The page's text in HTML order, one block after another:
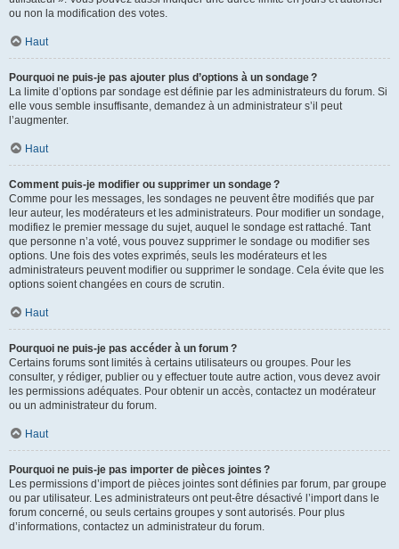
ou non la modification des votes.
Haut
Pourquoi ne puis-je pas ajouter plus d’options à un sondage ?
La limite d’options par sondage est définie par les administrateurs du forum. Si
elle vous semble insuffisante, demandez à un administrateur s’il peut
l’augmenter.
Haut
Comment puis-je modifier ou supprimer un sondage ?
Comme pour les messages, les sondages ne peuvent être modifiés que par
leur auteur, les modérateurs et les administrateurs. Pour modifier un sondage,
modifiez le premier message du sujet, auquel le sondage est rattaché. Tant
que personne n’a voté, vous pouvez supprimer le sondage ou modifier ses
options. Une fois des votes exprimés, seuls les modérateurs et les
administrateurs peuvent modifier ou supprimer le sondage. Cela évite que les
options soient changées en cours de scrutin.
Haut
Pourquoi ne puis-je pas accéder à un forum ?
Certains forums sont limités à certains utilisateurs ou groupes. Pour les
consulter, y rédiger, publier ou y effectuer toute autre action, vous devez avoir
les permissions adéquates. Pour obtenir un accès, contactez un modérateur
ou un administrateur du forum.
Haut
Pourquoi ne puis-je pas importer de pièces jointes ?
Les permissions d’import de pièces jointes sont définies par forum, par groupe
ou par utilisateur. Les administrateurs ont peut-être désactivé l’import dans le
forum concerné, ou seuls certains groupes y sont autorisés. Pour plus
d’informations, contactez un administrateur du forum.